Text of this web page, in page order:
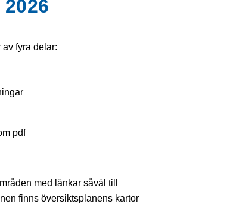
fyra delar:
pdf
med länkar såväl till
finns översiktsplanens kartor